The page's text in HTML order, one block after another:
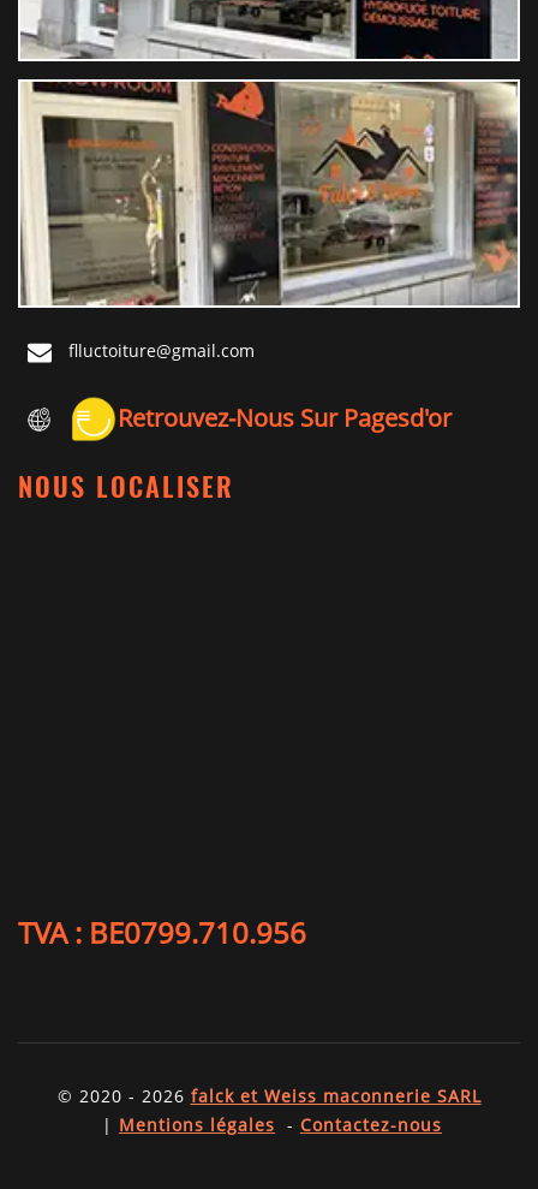
flluctoiture@gmail.com
Retrouvez-Nous Sur Pagesd'or
NOUS LOCALISER
TVA : BE0799.710.956
© 2020 - 2026 falck et Weiss maconnerie SARL
| Mentions légales - Contactez-nous